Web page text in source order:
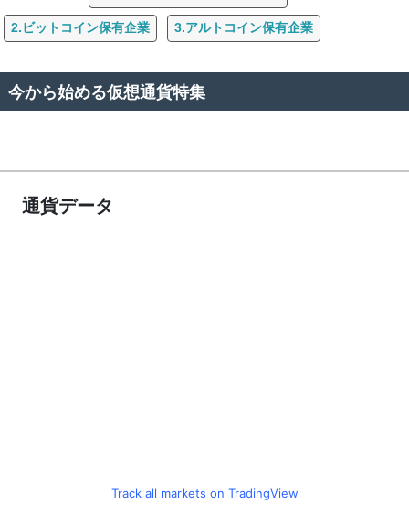
2.ビットコイン保有企業 3.アルトコイン保有企業
今から始める仮想通貨特集
通貨データ
Track all markets on TradingView